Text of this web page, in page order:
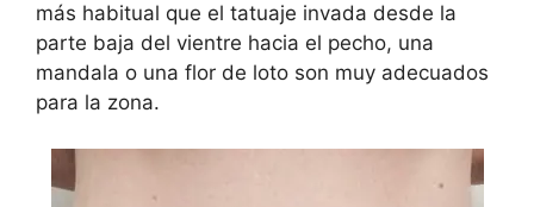
más habitual que el tatuaje invada desde la
parte baja del vientre hacia el pecho, una
mandala o una flor de loto son muy adecuados
para la zona.